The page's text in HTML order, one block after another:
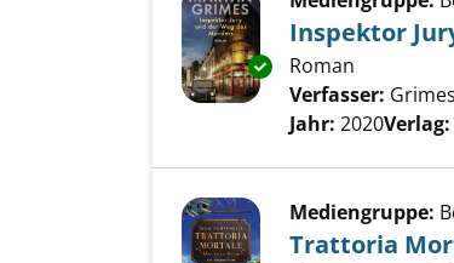
Exemplar-Details
Inspektor
Roman
Verfasser:
Jahr: 2020Verlag:
Mediengruppe:
Trattoria